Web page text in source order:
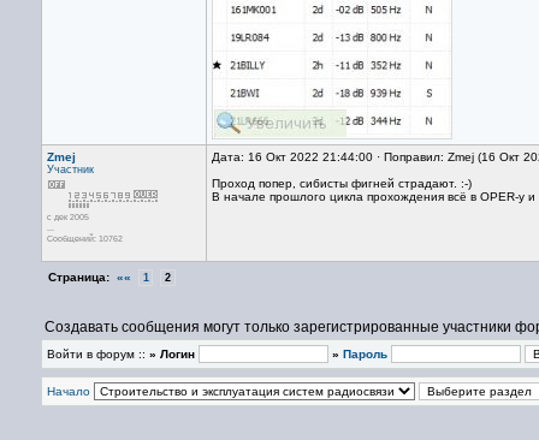
Zmej
Участник
с дек 2005
...
Сообщений: 10762
Дата: 16 Окт 2022 21:44:00 · Поправил: Zmej (16 Окт
Проход попер, сибисты фигней страдают. :-)
В начале прошлого цикла прохождения всё в OPER-у и
Страница: «« 1 2
Создавать сообщения могут только зарегистрированные участники
Войти в форум :: » Логин » Пароль
Начало